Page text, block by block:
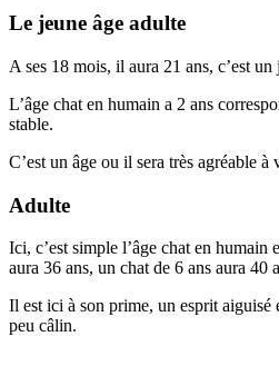
Le jeune âge adulte
A ses 18 mois, il aura 21 ans, c’est
L’âge chat en humain a 2 ans
stable.
C’est un âge ou il sera très agréable
Adulte
Ici, c’est simple l’âge chat en humain
aura 36 ans, un chat de 6 ans aura 40
Il est ici à son prime, un esprit aiguisé
peu câlin.